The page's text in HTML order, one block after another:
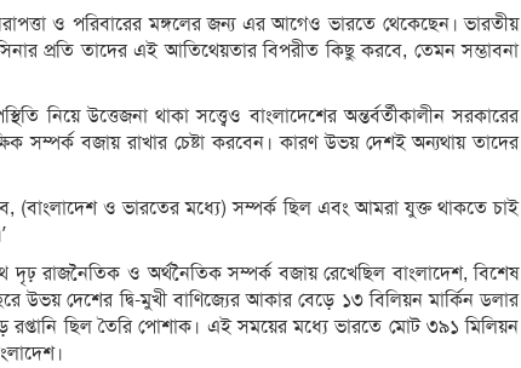
ও পরিবারের মঙ্গলের জন্য এর আগেও ভারতে থেকেছেন। ভারতীয়
প্রতি তাদের এই আতিথেয়তার বিপরীত কিছু করবে, তেমন সম্ভাবনা
নিয়ে উত্তেজনা থাকা সত্ত্বেও বাংলাদেশের অন্তর্বর্তীকালীন সরকারের
সম্পর্ক বজায় রাখার চেষ্টা করবেন। কারণ উভয় দেশই অন্যথায় তাদের
(বাংলাদেশ ও ভারতের মধ্যে) সম্পর্ক ছিল এবং আমরা যুক্ত থাকতে চাই
দৃঢ় রাজনৈতিক ও অর্থনৈতিক সম্পর্ক বজায় রেখেছিল বাংলাদেশ, বিশেষ
উভয় দেশের দ্বি-মুখী বাণিজ্যের আকার বেড়ে ১৩ বিলিয়ন মার্কিন ডলার
রপ্তানি ছিল তৈরি পোশাক। এই সময়ের মধ্যে ভারতে মোট ৩৯১ মিলিয়ন